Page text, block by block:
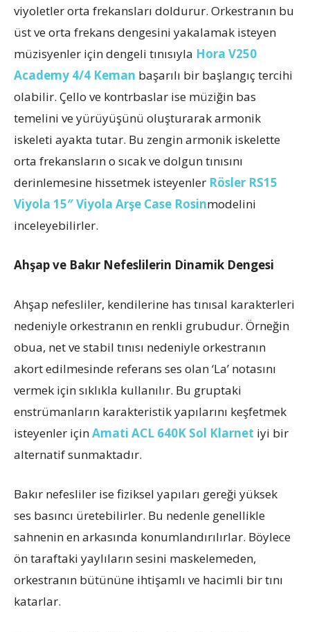
viyoletler orta frekansları doldurur. Orkestranın bu
üst ve orta frekans dengesini yakalamak isteyen
müzisyenler için dengeli tınısıyla Hora V250
Academy 4/4 Keman başarılı bir başlangıç tercihi
olabilir. Çello ve kontrbaslar ise müziğin bas
temelini ve yürüyüşünü oluşturarak armonik
iskeleti ayakta tutar. Bu zengin armonik iskelette
orta frekansların o sıcak ve dolgun tınısını
derinlemesine hissetmek isteyenler Rösler RS15
Viyola 15″ Viyola Arşe Case Rosinmodelini
inceleyebilirler.
Ahşap ve Bakır Nefeslilerin Dinamik Dengesi
Ahşap nefesliler, kendilerine has tınısal karakterleri
nedeniyle orkestranın en renkli grubudur. Örneğin
obua, net ve stabil tınısı nedeniyle orkestranın
akort edilmesinde referans ses olan ‘La’ notasını
vermek için sıklıkla kullanılır. Bu gruptaki
enstrümanların karakteristik yapılarını keşfetmek
isteyenler içinAmati ACL 640K Sol Klarnet iyi bir
alternatif sunmaktadır.
Bakır nefesliler ise fiziksel yapıları gereği yüksek
ses basıncı üretebilirler. Bu nedenle genellikle
sahnenin en arkasında konumlandırılırlar. Böylece
ön taraftaki yaylıların sesini maskelemeden,
orkestranın bütününe ihtişamlı ve hacimli bir tını
katarlar.